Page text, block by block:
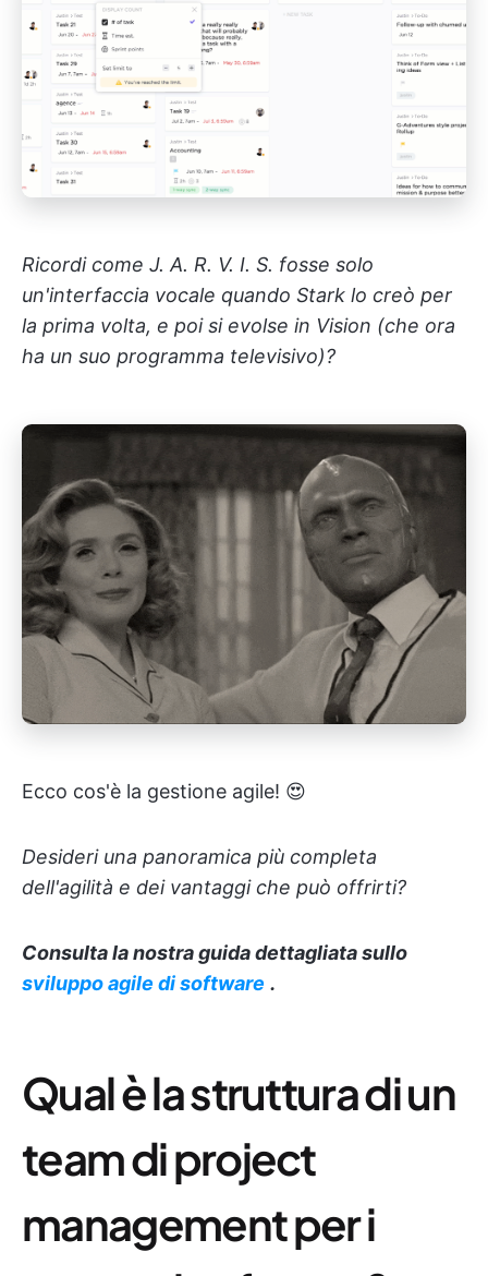
Ricordi come J. A. R. V. I. S. fosse solo
un'interfaccia vocale quando Stark lo creò per
la prima volta, e poi si evolse in Vision (che ora
ha un suo programma televisivo)?
Ecco cos'è la gestione agile! 😍
Desideri una panoramica più completa
dell'agilità e dei vantaggi che può offrirti?
Consulta la nostra guida dettagliata sullo
sviluppo agile di software .
Qual è la struttura di un
team di project
management per i